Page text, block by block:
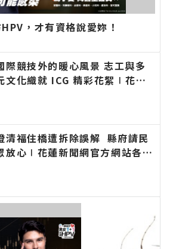
，才有資格說愛妳！
際競技外的暖心風景 志工與多
文化織就 ICG 精彩花絮∣花蓮
！
清福住橋遭拆除誤解 縣府請民
放心∣花蓮新聞網官方網站各類